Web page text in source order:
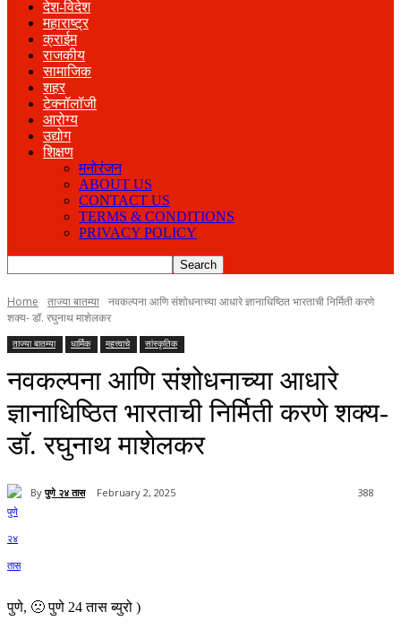
देश-विदेश
महाराष्ट्र
क्राईम
राजकीय
सामाजिक
शहर
टेक्नॉलॉजी
आरोग्य
उद्योग
शिक्षण
मनोरंजन
ABOUT US
CONTACT US
TERMS & CONDITIONS
PRIVACY POLICY
Home ताज्या बातम्या नवकल्पना आणि संशोधनाच्या आधारे ज्ञानाधिष्ठित भारताची निर्मिती करणे
शक्य- डॉ. रघुनाथ माशेलकर
ताज्या बातम्या धार्मिक महत्त्वाचे सांस्कृतिक
नवकल्पना आणि संशोधनाच्या आधारे
ज्ञानाधिष्ठित भारताची निर्मिती करणे शक्य-
डॉ. रघुनाथ माशेलकर
By पुणे २४ तास February 2, 2025 388
पुणे, 🙁 पुणे 24 तास ब्युरो )